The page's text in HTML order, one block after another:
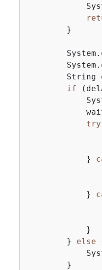
        }
String
if
try
            }
            }
            }
        }
else
        }